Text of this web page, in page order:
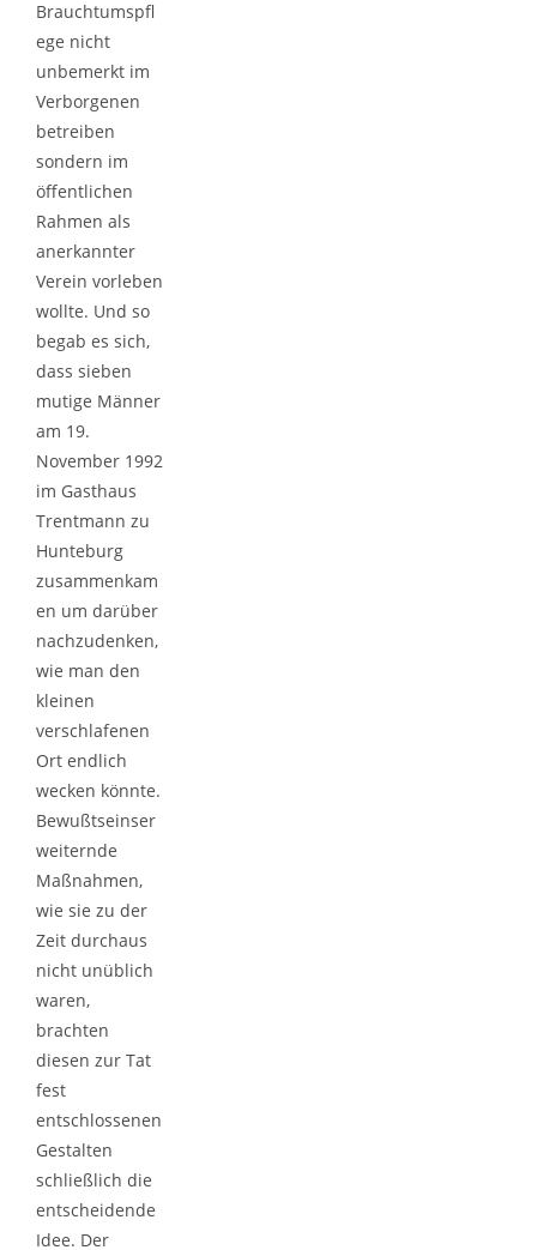
Brauchtumspfl
ege nicht
unbemerkt im
Verborgenen
betreiben
sondern im
öffentlichen
Rahmen als
anerkannter
Verein vorleben
wollte. Und so
begab es sich,
dass sieben
mutige Männer
am 19.
November 1992
im Gasthaus
Trentmann zu
Hunteburg
zusammenkam
en um darüber
nachzudenken,
wie man den
kleinen
verschlafenen
Ort endlich
wecken könnte.
Bewußtseinser
weiternde
Maßnahmen,
wie sie zu der
Zeit durchaus
nicht unüblich
waren,
brachten
diesen zur Tat
fest
entschlossenen
Gestalten
schließlich die
entscheidende
Idee. Der